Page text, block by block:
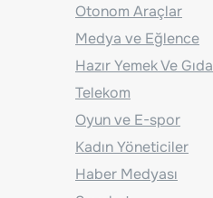
Otonom Araçlar
Medya ve Eğlence
Hazır Yemek Ve Gıda
Telekom
Oyun ve E-spor
Kadın Yöneticiler
Haber Medyası